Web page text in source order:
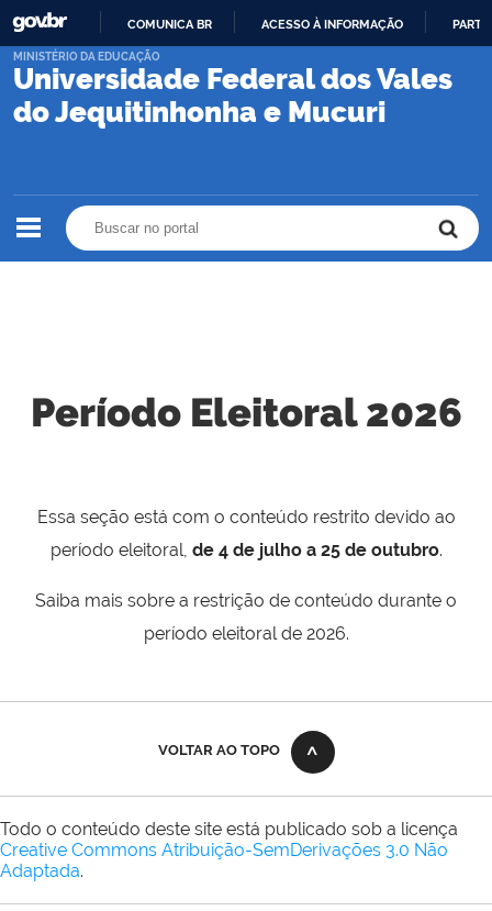
PARA
CONTEÚDO
COMUNICA BR ACESSO À INFORMAÇÃO
Universidade Federal dos Vales
do Jequitinhonha e Mucuri
MINISTÉRIO DA EDUCAÇÃO
Período Eleitoral 2026
Essa seção está com o conteúdo restrito devido ao
período eleitoral, de 4 de julho a 25 de outubro.
Saiba mais sobre a restrição de conteúdo durante o
período eleitoral de 2026.
VOLTAR AO TOPO
Todo o conteúdo deste site está publicado sob a licença
Creative Commons Atribuição-SemDerivações 3.0 Não
Adaptada.